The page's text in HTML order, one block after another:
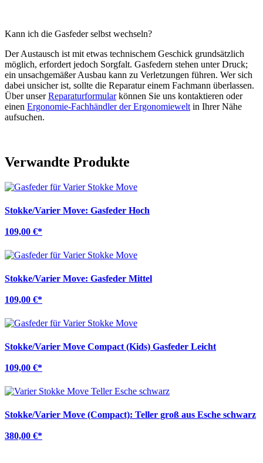
Kann ich die Gasfeder selbst wechseln?
Der Austausch ist mit etwas technischem Geschick grundsätzlich
möglich, erfordert jedoch Sorgfalt. Gasfedern stehen unter Druck;
ein unsachgemäßer Ausbau kann zu Verletzungen führen. Wer sich
dabei unsicher ist, sollte die Reparatur einem Fachmann überlassen.
Über unserReparaturformularkönnen Sie uns kontaktieren oder
einen Ergonomie-Fachhändler der Ergonomieweltin Ihrer Nähe
aufsuchen.
Verwandte Produkte
Stokke/Varier Move: Gasfeder Hoch
109,00 €*
Stokke/Varier Move: Gasfeder Mittel
109,00 €*
Stokke/Varier Move Compact (Kids) Gasfeder Leicht
109,00 €*
Stokke/Varier Move (Compact): Teller groß aus Esche schwarz
380,00 €*